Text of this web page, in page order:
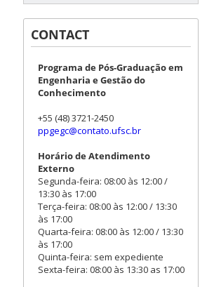
CONTACT
Programa de Pós-Graduação em
Engenharia e Gestão do
Conhecimento
+55 (48) 3721-2450
ppgegc@contato.ufsc.br
Horário de Atendimento
Externo
Segunda-feira: 08:00 às 12:00 /
13:30 às 17:00
Terça-feira: 08:00 às 12:00 / 13:30
às 17:00
Quarta-feira: 08:00 às 12:00 / 13:30
às 17:00
Quinta-feira: sem expediente
Sexta-feira: 08:00 às 13:30 as 17:00